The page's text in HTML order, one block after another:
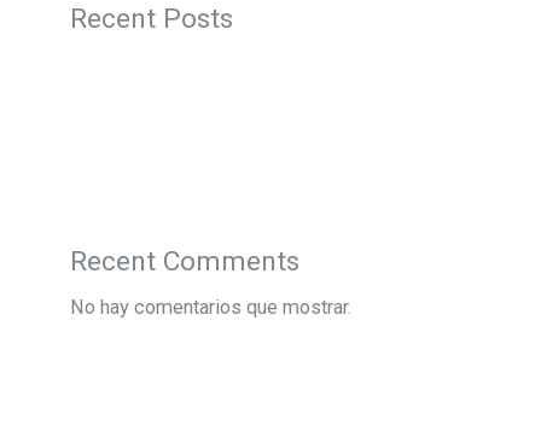
Recent Posts
Recent Comments
No hay comentarios que mostrar.